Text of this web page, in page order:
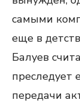
самыми
еще в
Балуев
преследует
передачи